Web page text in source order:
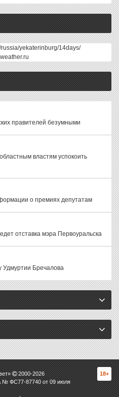
yekaterinburg/14days/
правителей безумными
властям успокоить
о премиях депутатам
отставка мэра Первоуральска
Удмуртии Бречалова
2000-2026
№ ФС77-87740 от 09 июля
18+